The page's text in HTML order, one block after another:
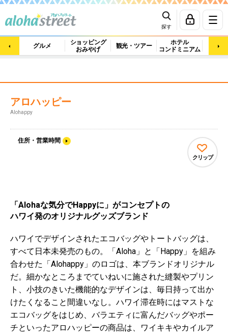
探す
グルメ
ショッピング
おみやげ
観光・ツアー
ホテル
コンドミニアム
マッ
アロハッピー
Alohappy
住所・営業時間
クリップ
「Alohaな気分でHappyに」がコンセプトの
ハワイ発のオリジナルグッズブランド
ハワイでデザインされたエコバッグやトートバッグは、
すべて日本未発売のもの。「Aloha」と「Happy」を組み
合わせた「Alohappy」のロゴは、本ブランドオリジナル
だ。細かなところまでていねいに施された縫製やプリン
ト、小技のきいた機能的なデザインは、毎日持って出か
けたくなること間違いなし。ハワイ滞在時にはマストな
エコバッグをはじめ、バラエティに富んだバッグやポー
チといったアロハッピーの商品は、ワイキキやカイルア